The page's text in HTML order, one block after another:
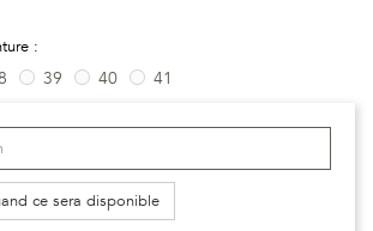
:
39 40 41
ce sera disponible